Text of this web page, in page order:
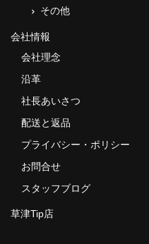
その他
会社情報
会社理念
沿革
社長あいさつ
配送と返品
プライバシー・ポリシー
お問合せ
スタッフブログ
草津Tip店